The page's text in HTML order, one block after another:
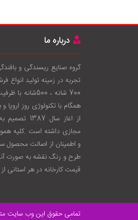
درباره ما
گروه صنایع ریسندگی و
همگام با تکنولوژی روز اروپا و
از اغاز سال
مجازی داشته است .کليه
و اطمينان از اصالت محصول
طرح و رنگ نقشه به صورت
قيمت کارخانه در هر استانی
تمامی حقوق این وب سایت